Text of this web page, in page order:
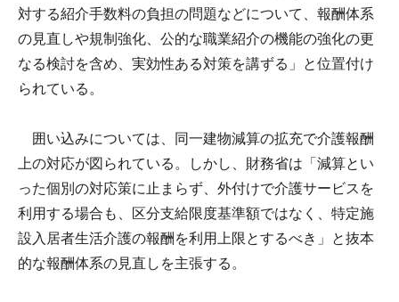
対する紹介手数料の負担の問題などについて、報酬体系
の見直しや規制強化、公的な職業紹介の機能の強化の更
なる検討を含め、実効性ある対策を講ずる」と位置付け
られている。
囲い込みについては、同一建物減算の拡充で介護報酬
上の対応が図られている。しかし、財務省は「減算とい
った個別の対応策に止まらず、外付けで介護サービスを
利用する場合も、区分支給限度基準額ではなく、特定施
設入居者生活介護の報酬を利用上限とするべき」と抜本
的な報酬体系の見直しを主張する。